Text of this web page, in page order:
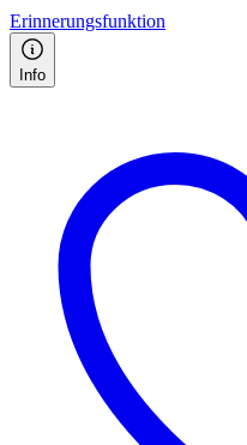
Erinnerungsfunktion
Info